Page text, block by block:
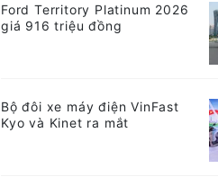
Ford Territory Platinum 2026
giá 916 triệu đồng
Bộ đôi xe máy điện VinFast
Kyo và Kinet ra mắt